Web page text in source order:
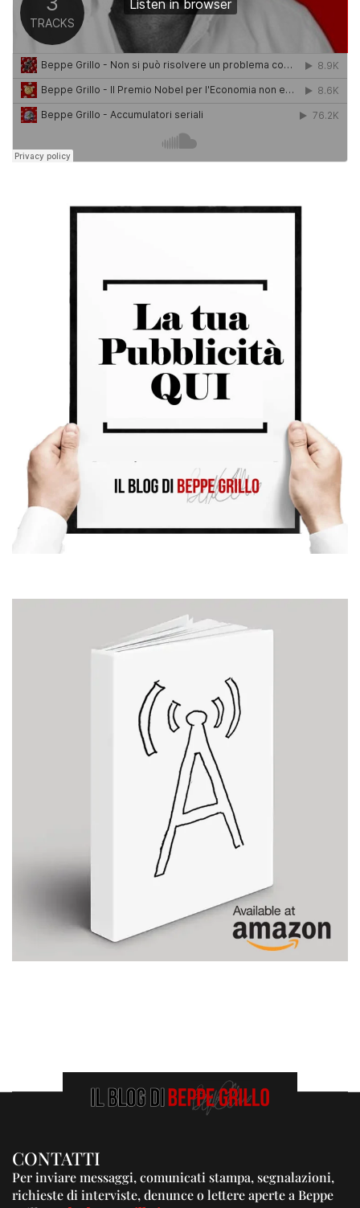
CONTATTI
Per inviare messaggi, comunicati stampa, segnalazioni,
richieste di interviste, denunce o lettere aperte a Beppe